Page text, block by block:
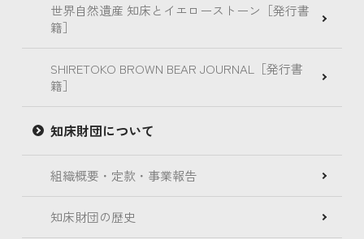
世界自然遺産 知床とイエローストーン［発行書
籍］
SHIRETOKO BROWN BEAR JOURNAL［発行書
籍］
知床財団について
組織概要・定款・事業報告
知床財団の歴史